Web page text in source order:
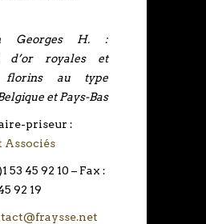
Georges H. :
d’or royales et
florins au type
et Pays-Bas
priseur :
Associés
53 45 92 10 – Fax :
92 19